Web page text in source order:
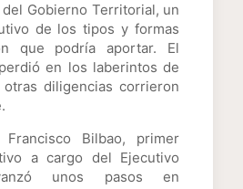
Gobierno Territorial, un
de los tipos y formas
que podría aportar. El
en los laberintos de
diligencias corrieron
Francisco Bilbao, primer
a cargo del Ejecutivo
unos pasos en